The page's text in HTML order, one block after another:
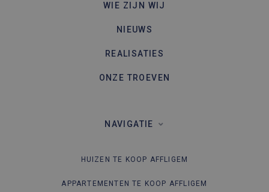
WIE ZIJN WIJ
NIEUWS
REALISATIES
ONZE TROEVEN
NAVIGATIE
HUIZEN TE KOOP AFFLIGEM
APPARTEMENTEN TE KOOP AFFLIGEM